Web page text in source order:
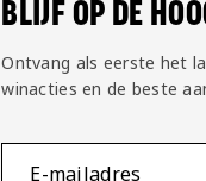
BLIJF OP DE
Ontvang als eerste het
winacties en de beste
E-mailadres